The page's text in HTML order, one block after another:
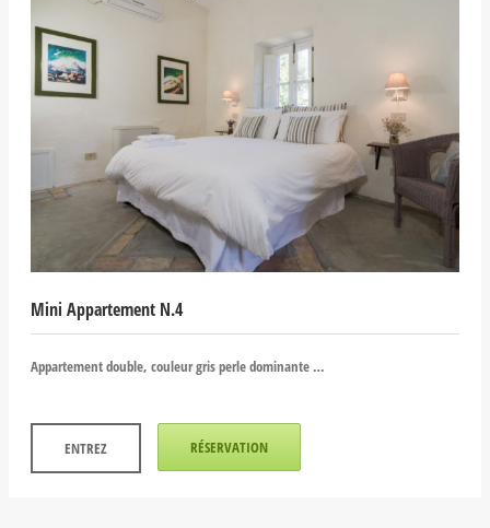
Mini Appartement N.4
Appartement double, couleur gris perle dominante …
ENTREZ RÉSERVATION